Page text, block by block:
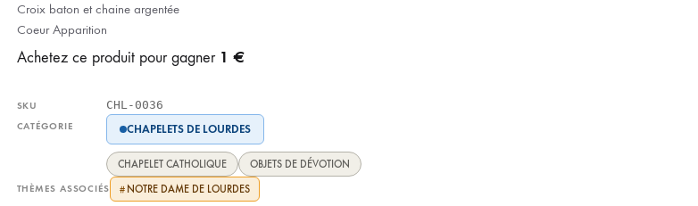
Croix baton et chaine argentée
Coeur Apparition
Achetez ce produit pour gagner 1 €
SKU CHL-0036
CATÉGORIE CHAPELETS DE LOURDES
CHAPELET CATHOLIQUE OBJETS DE DÉVOTION
THÈMES ASSOCIÉS # NOTRE DAME DE LOURDES